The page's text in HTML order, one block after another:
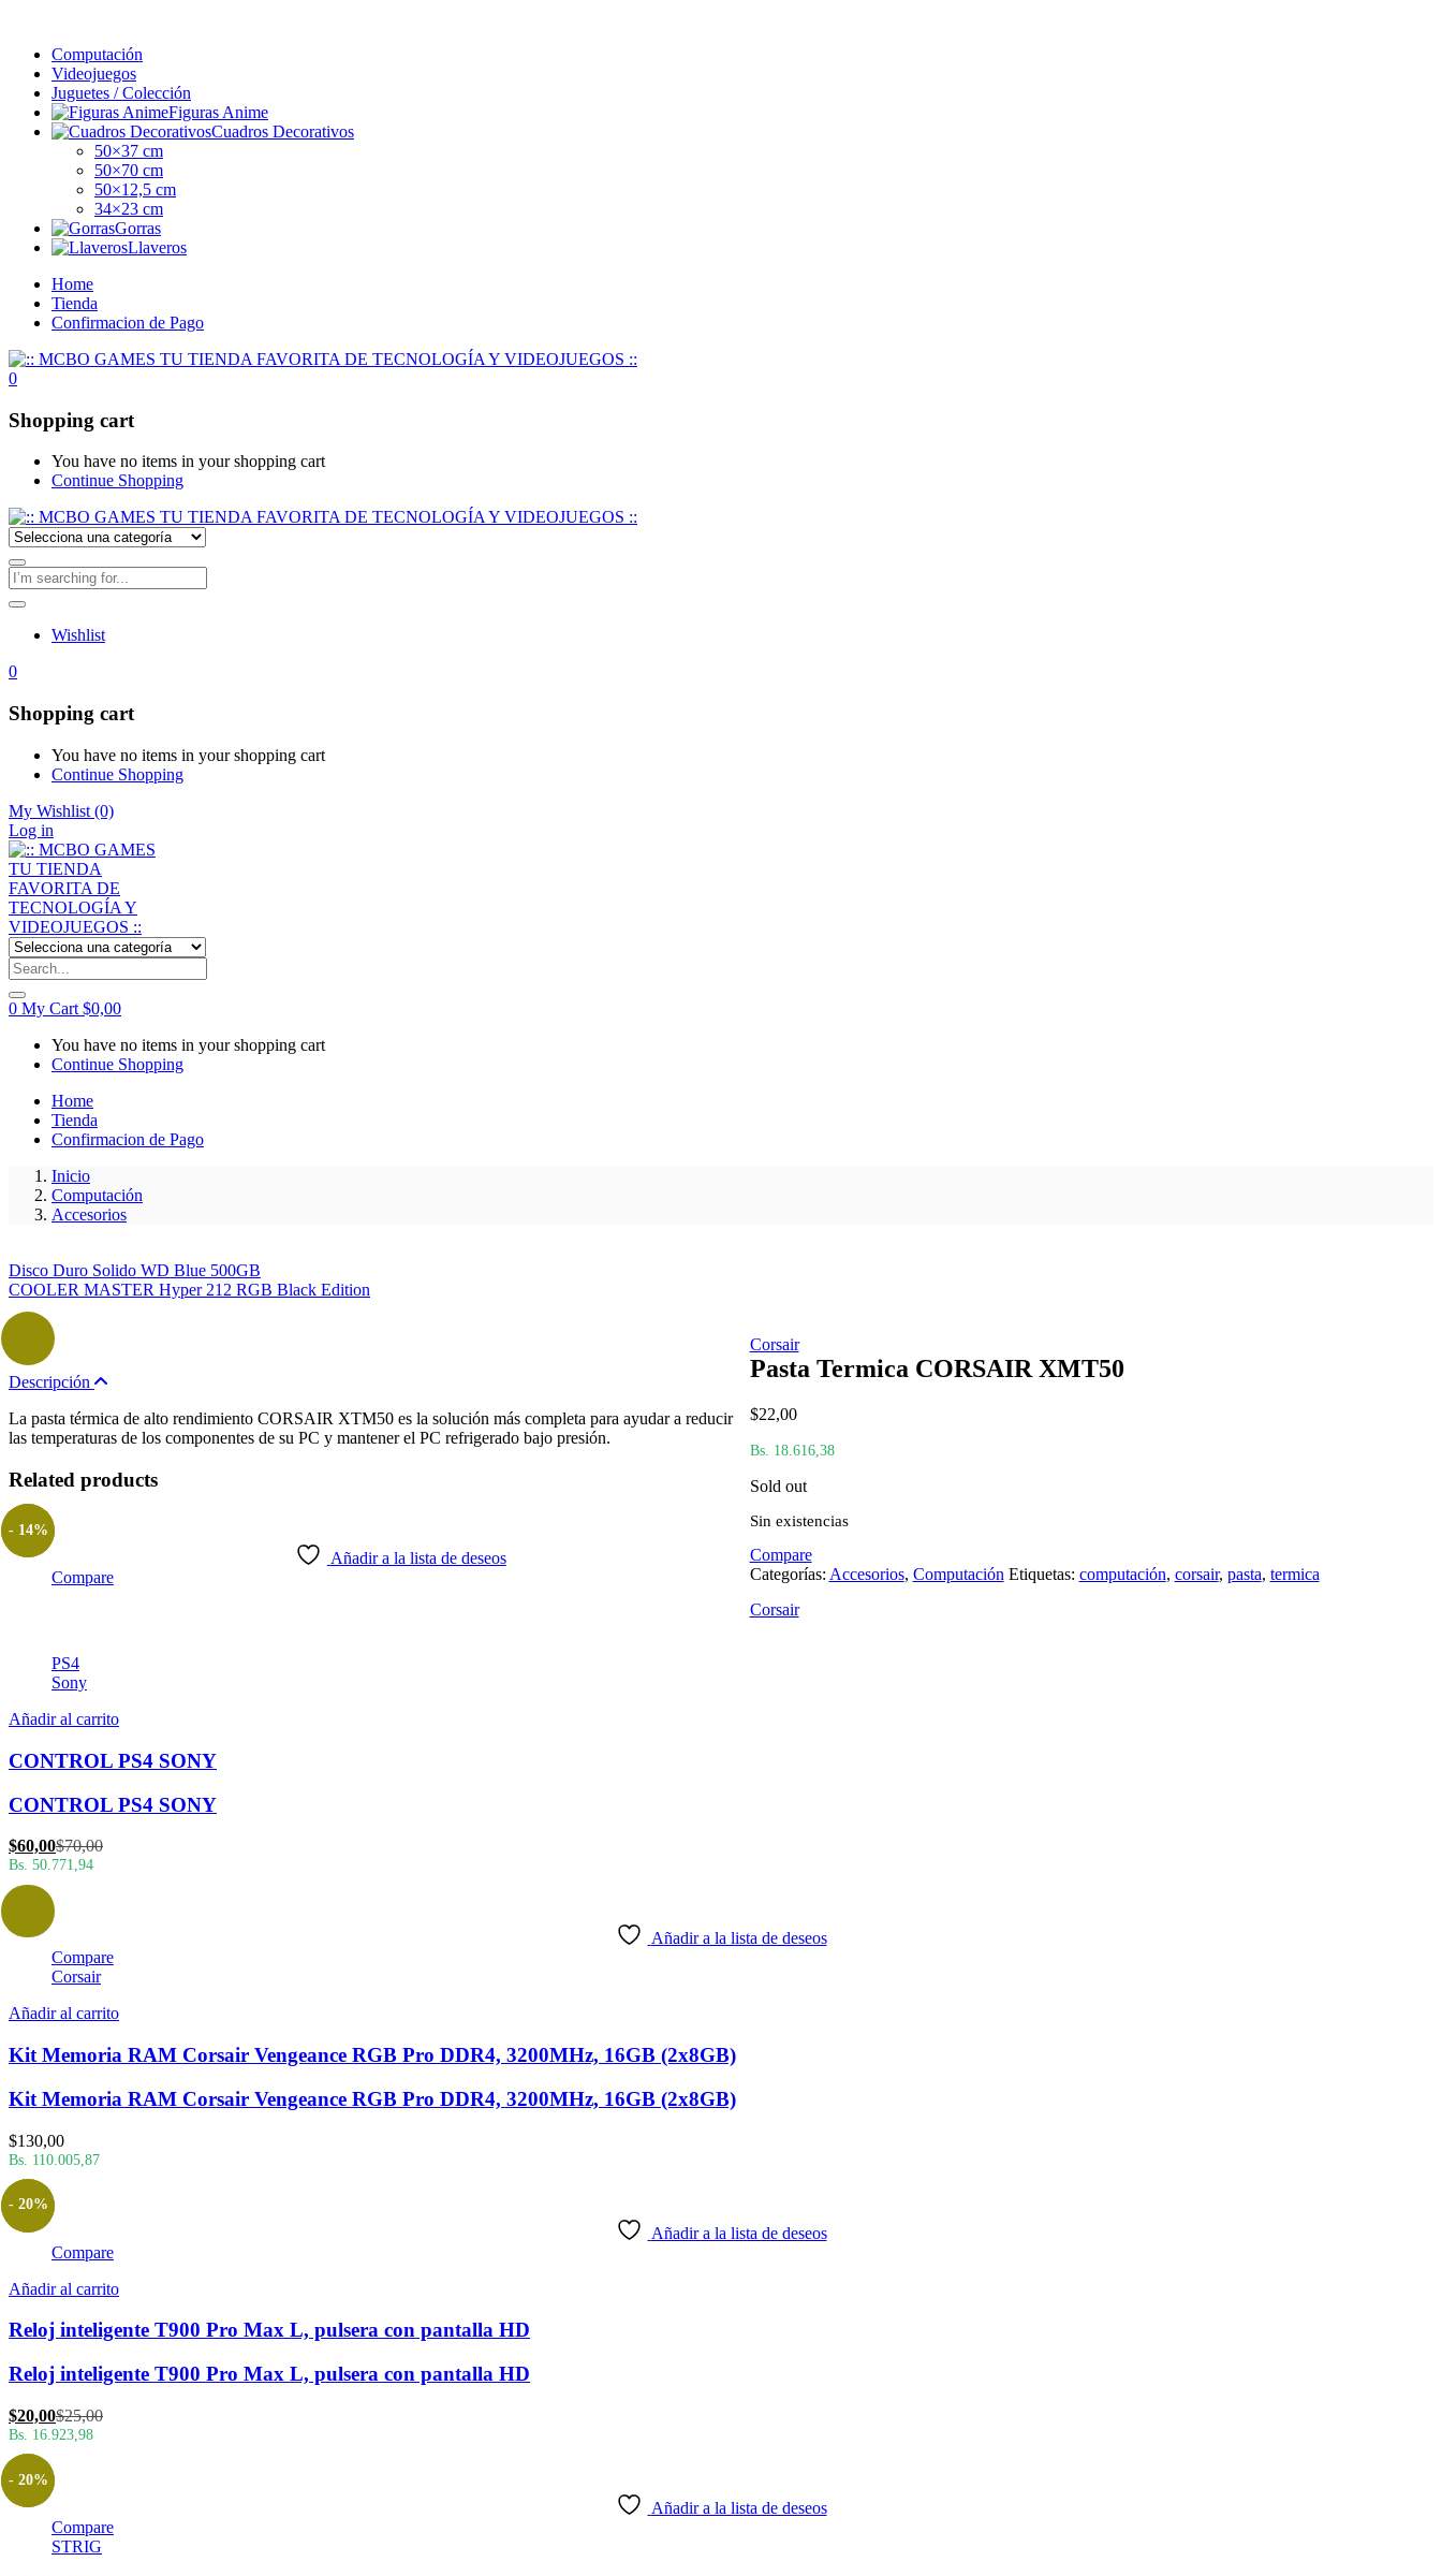
Computación
Videojuegos
Juguetes / Colección
Figuras Anime
Cuadros Decorativos
50×37 cm
50×70 cm
50×12,5 cm
34×23 cm
Gorras
Llaveros
Home
Tienda
Confirmacion de Pago
0
Shopping cart
You have no items in your shopping cart
Continue Shopping
Wishlist
0
Shopping cart
You have no items in your shopping cart
Continue Shopping
My Wishlist (0)
Log in
0 My Cart $0,00
You have no items in your shopping cart
Continue Shopping
Home
Tienda
Confirmacion de Pago
Inicio
Computación
Accesorios
Disco Duro Solido WD Blue 500GB
COOLER MASTER Hyper 212 RGB Black Edition
Corsair
Pasta Termica CORSAIR XMT50
$22,00
Bs. 18.616,38
Sold out
Sin existencias
Compare
Categorías: Accesorios, Computación Etiquetas: computación, corsair, pasta, termica
Corsair
Descripción
La pasta térmica de alto rendimiento CORSAIR XTM50 es la solución más completa para ayudar a reducir
las temperaturas de los componentes de su PC y mantener el PC refrigerado bajo presión.
Related products
Añadir a la lista de deseos
Compare
PS4
Sony
Añadir al carrito
CONTROL PS4 SONY
CONTROL PS4 SONY
$60,00El
precio
$70,00El
Bs. 50.771,94
- 14%
Añadir a la lista de deseos
Compare
Corsair
Añadir al carrito
Kit Memoria RAM Corsair Vengeance RGB Pro DDR4, 3200MHz, 16GB (2x8GB)
Kit Memoria RAM Corsair Vengeance RGB Pro DDR4, 3200MHz, 16GB (2x8GB)
$130,00
Bs. 110.005,87
Añadir a la lista de deseos
Compare
Añadir al carrito
Reloj inteligente T900 Pro Max L, pulsera con pantalla HD
Reloj inteligente T900 Pro Max L, pulsera con pantalla HD
$20,00El
precio
$25,00El
Bs. 16.923,98
- 20%
Añadir a la lista de deseos
Compare
STRIG
- 20%